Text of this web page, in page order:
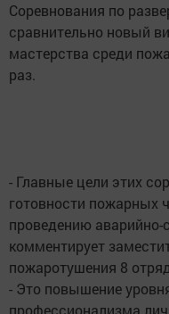
Соревнования по
сравнительно новый
мастерства среди
раз.
- Главные цели этих
готовности пожарных
проведению аварийно-
комментирует
пожаротушения 8
- Это повышение
профессионализма